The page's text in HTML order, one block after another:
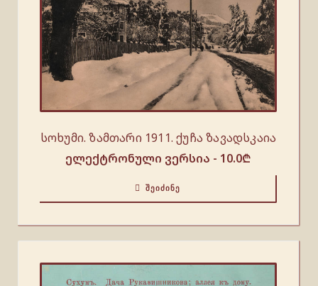
სოხუმი. ზამთარი 1911. ქუჩა ზავადსკაია
ელექტრონული ვერსია - 10.0₾
ᲨᲔᲘᲫᲘᲜᲔ